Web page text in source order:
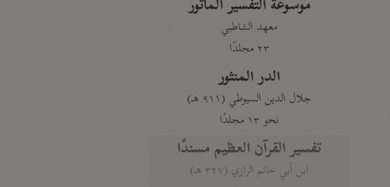
موسوعة التفسير المأثور
معهد الشاطبي
٢٣ مجلدًا
الدر المنثور
جلال الدين السيوطي (٩١١ هـ)
نحو ١٣ مجلدًا
تفسير القرآن العظيم مسندًا
ابن أبي حاتم الرازي (٣٢٧ هـ)